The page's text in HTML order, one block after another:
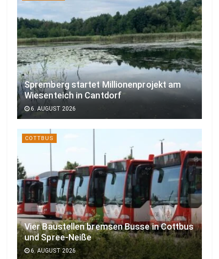
Spremberg startet Millionenprojekt am
Wiesenteich in Cantdorf
6. AUGUST 2026
COTTBUS
Vier Baustellen bremsen Busse in Cottbus
und Spree-Neiße
6. AUGUST 2026